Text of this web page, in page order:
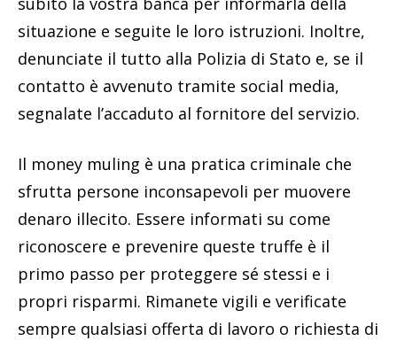
situazione e seguite le loro istruzioni. Inoltre,
denunciate il tutto alla Polizia di Stato e, se il
contatto è avvenuto tramite social media,
segnalate l’accaduto al fornitore del servizio.
Il money muling è una pratica criminale che
sfrutta persone inconsapevoli per muovere
denaro illecito. Essere informati su come
riconoscere e prevenire queste truffe è il
primo passo per proteggere sé stessi e i
propri risparmi. Rimanete vigili e verificate
sempre qualsiasi offerta di lavoro o richiesta di